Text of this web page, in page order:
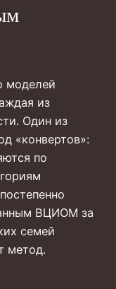
моделей
из
Один из
«конвертов»:
по
ВЦИОМ за
семей
метод.